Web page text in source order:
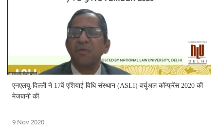
एनएलयू-दिल्ली ने 17वें एशियाई विधि संस्थान (ASLI) वर्चुअल कॉन्फ्रेंस 2020 की
मेजबानी की
9 Nov 2020